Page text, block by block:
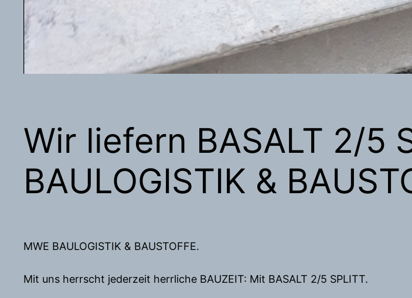
Wir liefern BASALT 2/5
BAULOGISTIK &
MWE BAULOGISTIK & BAUSTOFFE.
Mit uns herrscht jederzeit herrliche BAUZEIT: Mit BASALT 2/5 SPLITT.